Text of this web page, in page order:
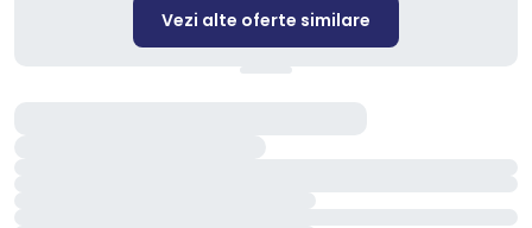
Vezi alte oferte similare